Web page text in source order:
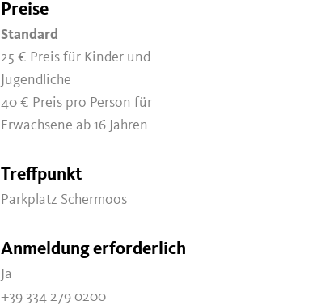
Preise
Standard
25 € Preis für Kinder und
Jugendliche
40 € Preis pro Person für
Erwachsene ab 16 Jahren
Treffpunkt
Parkplatz Schermoos
Anmeldung erforderlich
Ja
+39 334 279 0200